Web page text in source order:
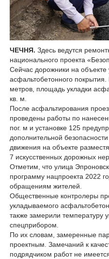
ЧЕЧНЯ. Здесь ведутся
национального проекта
Сейчас дорожники на
асфальтобетонного
метров, площадь укладки
кв. м.
После асфальтирования
проведены работы по
пог. м и установке 125
дополнительной
движения на объекте
7 искусственных дорожных
Отметим, что улица
программу нацпроекта 2022
обращениям жителей.
Общественные контролеры
укладываемого
также замерили температуру
спецприбором.
По их словам, замеренные
проектным. Замечаний к
подрядчиком работ не